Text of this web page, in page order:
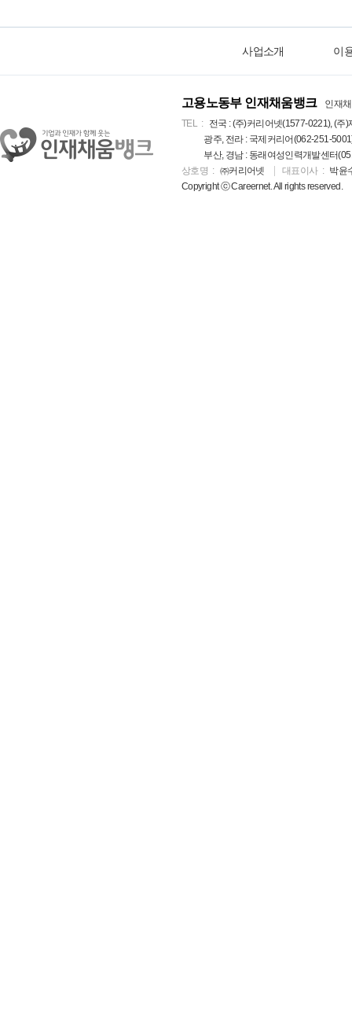
사업소개 이
고용노동부 인재채움뱅크
인재
TEL
전국 : (주)커리어넷(1577-0221), (
광주, 전라 : 국제커리어(062-251-
부산, 경남 : 동래여성인력개발센터
상호명
㈜커리어넷 대표이사
박윤
Copyright ⓒ Careernet. All rights reserved.